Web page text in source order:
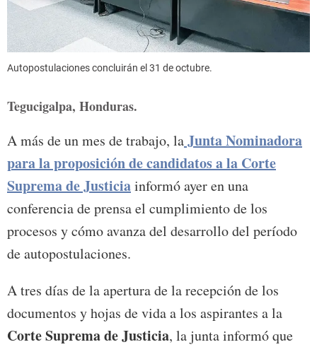
Autopostulaciones concluirán el 31 de octubre.
Tegucigalpa, Honduras.
A más de un mes de trabajo, laJunta Nominadora
para la proposición de candidatos a la Corte
Suprema de Justiciainformó ayer en una
conferencia de prensa el cumplimiento de los
procesos y cómo avanza del desarrollo del período
de autopostulaciones.
A tres días de la apertura de la recepción de los
documentos y hojas de vida a los aspirantes a la
Corte Suprema de Justicia, la junta informó que